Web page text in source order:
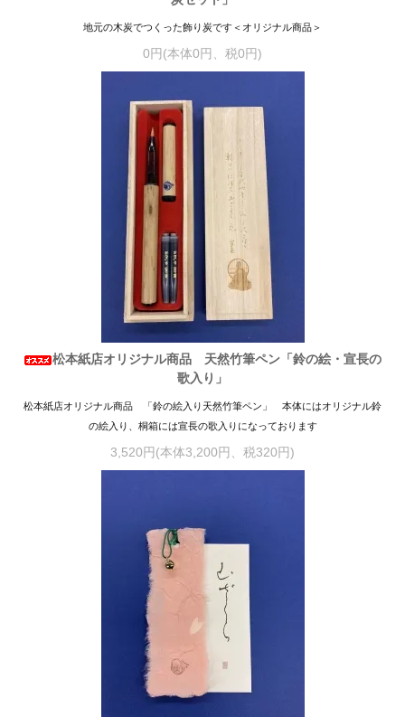
地元の木炭でつくった飾り炭です＜オリジナル商品＞
0円(本体0円、税0円)
松本紙店オリジナル商品 天然竹筆ペン「鈴の絵・宣長の
歌入り」
松本紙店オリジナル商品 「鈴の絵入り天然竹筆ペン」 本体にはオリジナル鈴
の絵入り、桐箱には宣長の歌入りになっております
3,520円(本体3,200円、税320円)